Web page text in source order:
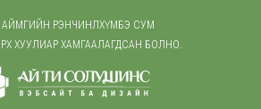
АЙМГИЙН РЭНЧИНЛХҮМБЭ СУМ
ХУУЛИАР ХАМГААЛАГДСАН БОЛНО.